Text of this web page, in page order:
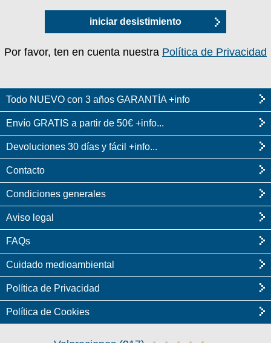
iniciar desistimiento
Por favor, ten en cuenta nuestra Política de Privacidad
Todo NUEVO con 3 años GARANTÍA +info
Envío GRATIS a partir de 50€ +info...
Devoluciones 30 días y fácil +info...
Contacto
Condiciones generales
Aviso legal
FAQs
Cuidado medioambiental
Política de Privacidad
Política de Cookies